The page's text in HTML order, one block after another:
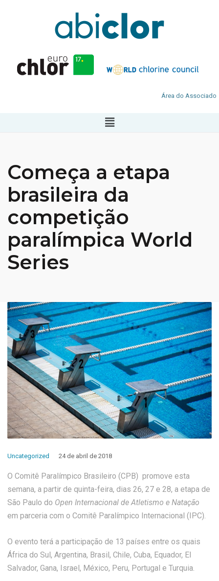
Área do Associado
Começa a etapa
brasileira da
competição
paralímpica World
Series
Uncategorized 24 de abril de 2018
O Comitê Paralímpico Brasileiro (CPB) promove esta
semana, a partir de quinta-feira, dias 26, 27 e 28, a etapa de
São Paulo do Open Internacional de Atletismo e Natação
em parceria com o Comitê Paralímpico Internacional (IPC).
O evento terá a participação de 13 países entre os quais
África do Sul, Argentina, Brasil, Chile, Cuba, Equador, El
Salvador, Gana, Israel, México, Peru, Portugal e Turquia.